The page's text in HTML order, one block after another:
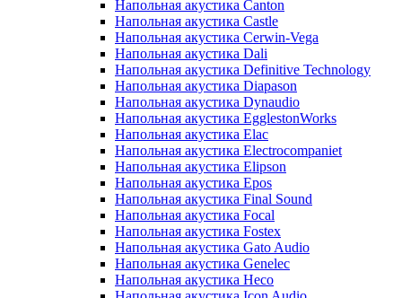
Напольная акустика Canton
Напольная акустика Castle
Напольная акустика Cerwin-Vega
Напольная акустика Dali
Напольная акустика Definitive Technology
Напольная акустика Diapason
Напольная акустика Dynaudio
Напольная акустика EgglestonWorks
Напольная акустика Elac
Напольная акустика Electrocompaniet
Напольная акустика Elipson
Напольная акустика Epos
Напольная акустика Final Sound
Напольная акустика Focal
Напольная акустика Fostex
Напольная акустика Gato Audio
Напольная акустика Genelec
Напольная акустика Heco